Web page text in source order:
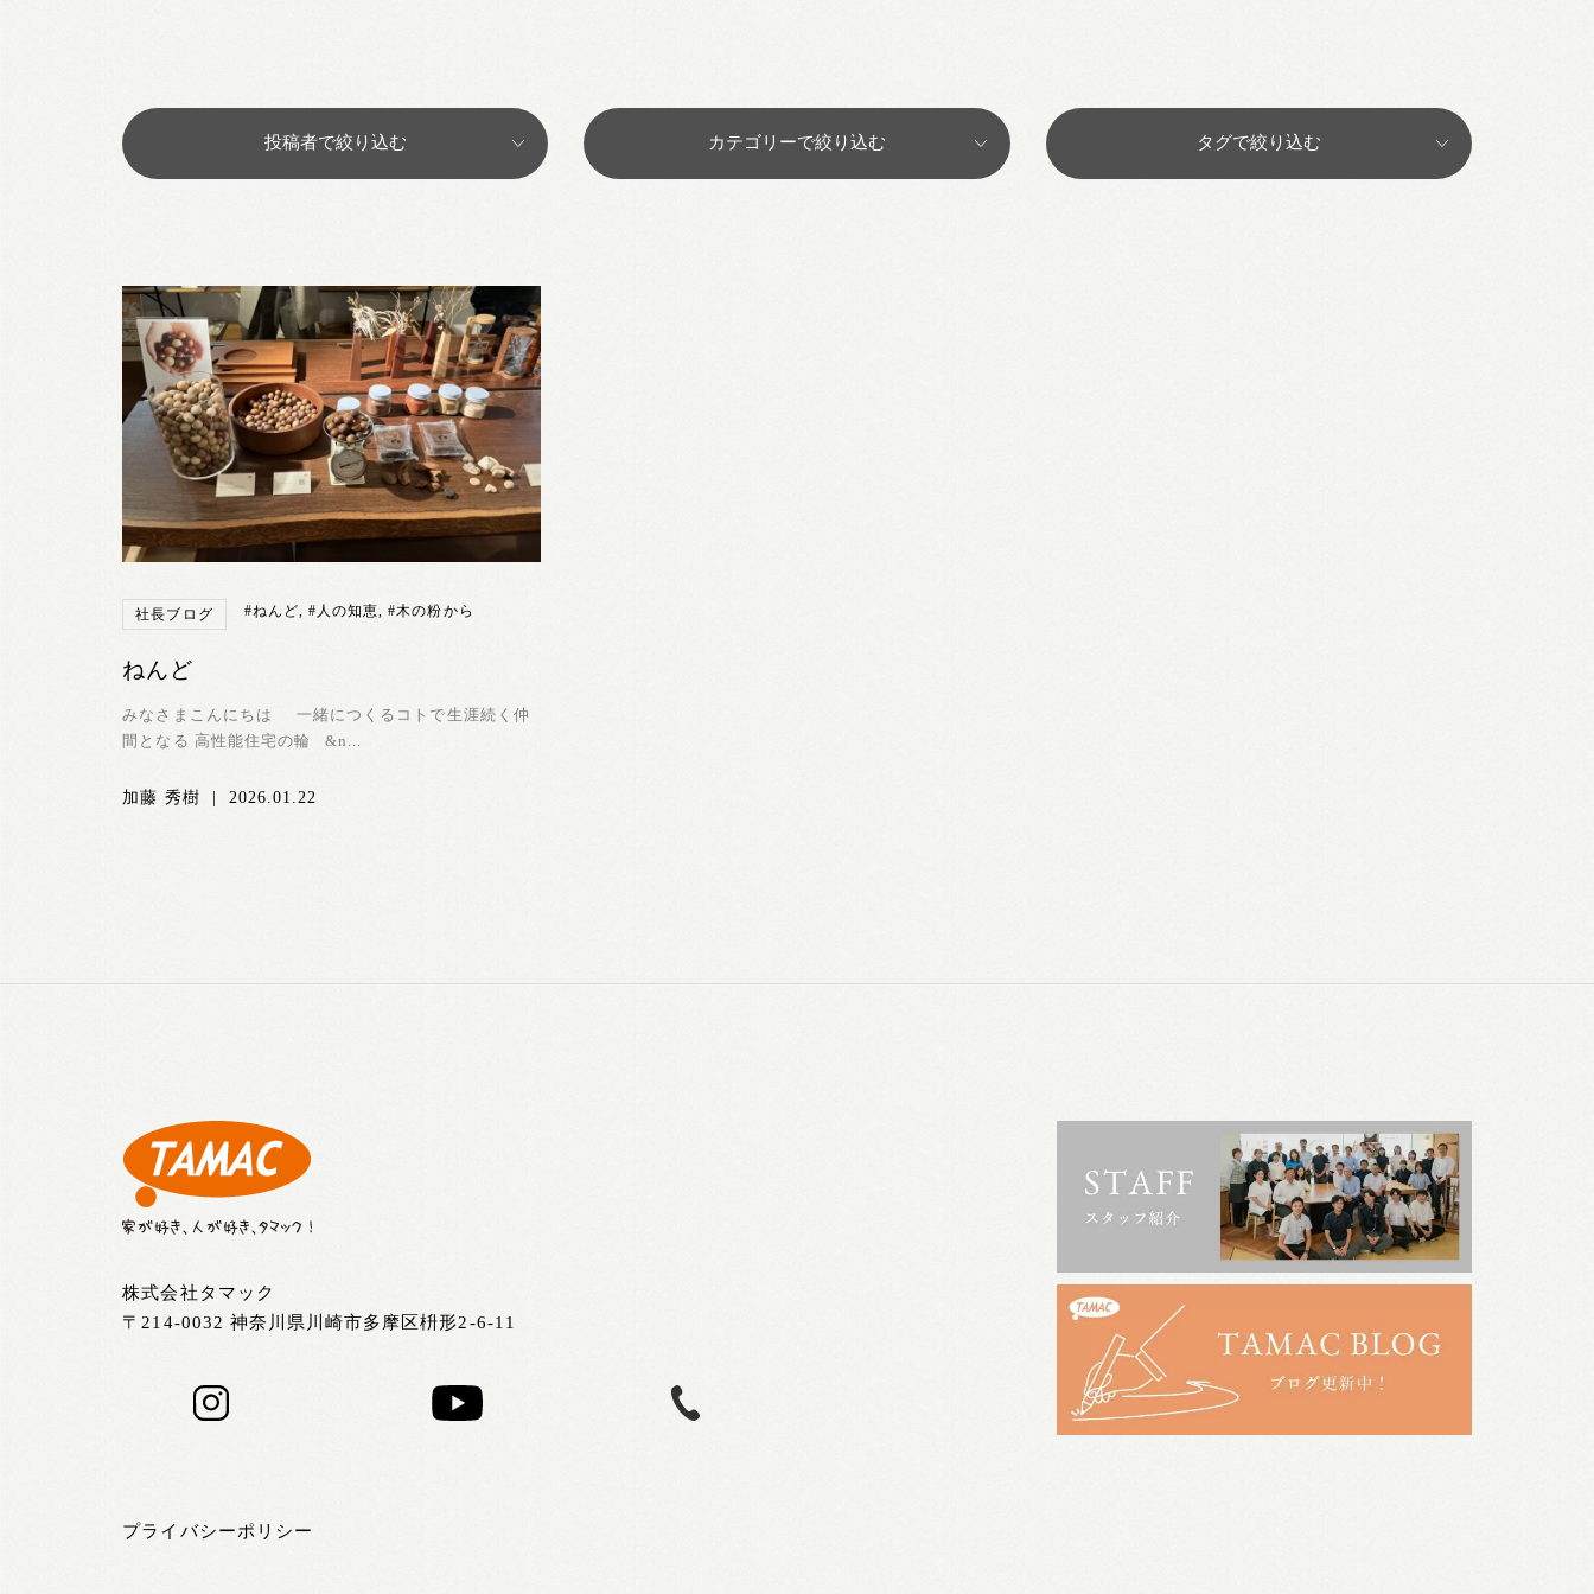
社長ブログ #ねんど #人の知恵 ,#木の粉から
ねんど
みなさまこんにちは 一緒につくるコトで生涯続く仲
間となる 高性能住宅の輪 &n...
加藤 秀樹 | 2026.01.22
株式会社タマック
〒214-0032 神奈川県川崎市多摩区枡形2-6-11
プライバシーポリシー